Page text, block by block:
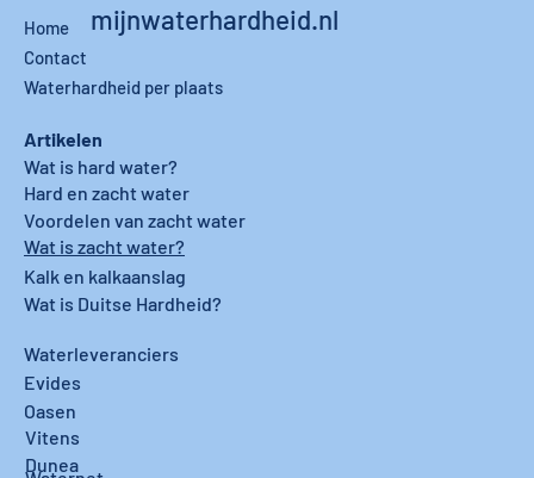
mijnwaterhardheid.nl
Home
Contact
Waterhardheid per plaats
Waterleveranciers
Evides
Oasen
Vitens
Dunea
Artikelen
Wat is hard water?
Hard en zacht water
Wat is zacht water?
Voordelen van zacht water
Kalk en kalkaanslag
Wat is Duitse Hardheid?